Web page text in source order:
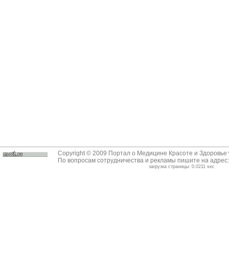
Copyright © 2009 Портал о Медицине Красоте и Здоровье
По вопросам сотрудничества и рекламы пишите на
загрузка страницы: 0.0211 sec